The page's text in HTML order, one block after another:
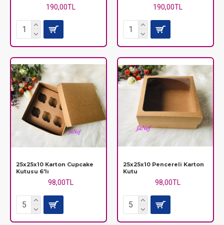
190,00TL 190,00TL
25x25x10 Karton Cupcake
Kutusu 6'lı
98,00TL
25x25x10 Pencereli Karton
Kutu
98,00TL